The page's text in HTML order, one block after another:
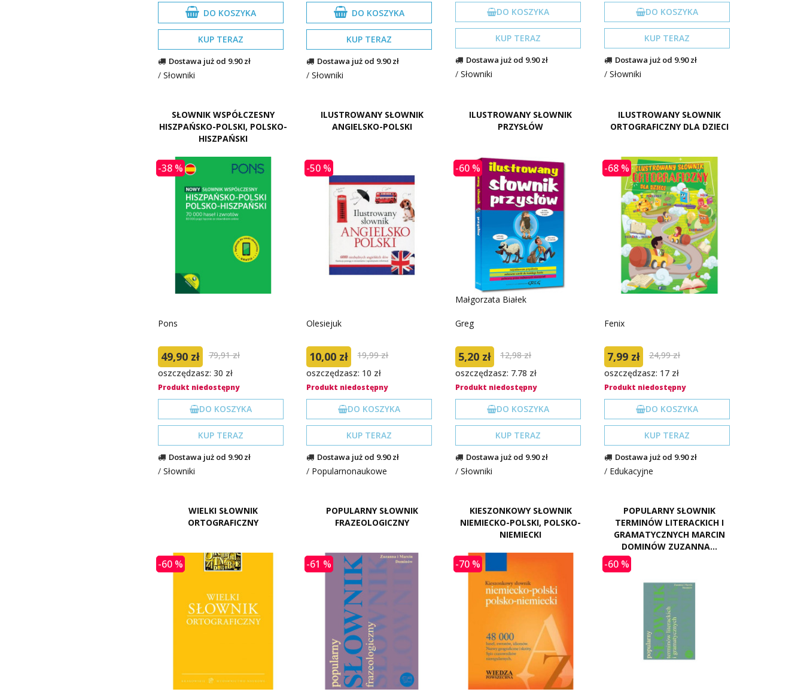
DO KOSZYKA
KUP TERAZ
Dostawa już od 9.90 zł
/ Słowniki
DO KOSZYKA
KUP TERAZ
Dostawa już od 9.90 zł
/Słowniki
DO KOSZYKA
KUP TERAZ
Dostawa już od 9.90 zł
/Słowniki
DO KOSZYKA
KUP TERAZ
Dostawa już od 9.90 zł
/ Słowniki
SŁOWNIK WSPÓŁCZESNY
HISZPAŃSKO-POLSKI, POLSKO-
HISZPAŃSKI
-38 %
Pons
49,90 zł
79,91 zł
oszczędzasz: 30 zł
Produkt niedostępny
DO KOSZYKA
KUP TERAZ
Dostawa już od 9.90 zł
/ Słowniki
ILUSTROWANY SŁOWNIK
ANGIELSKO-POLSKI
-50 %
Olesiejuk
10,00 zł
19,99 zł
oszczędzasz: 10 zł
Produkt niedostępny
DO KOSZYKA
KUP TERAZ
Dostawa już od 9.90 zł
/ Popularnonaukowe
ILUSTROWANY SŁOWNIK
PRZYSŁÓW
-60 %
Małgorzata Białek
Greg
5,20 zł
12,98 zł
oszczędzasz: 7.78 zł
Produkt niedostępny
DO KOSZYKA
KUP TERAZ
Dostawa już od 9.90 zł
/Słowniki
ILUSTROWANY SŁOWNIK
ORTOGRAFICZNY DLA DZIECI
-68 %
Fenix
7,99 zł
24,99 zł
oszczędzasz: 17 zł
Produkt niedostępny
DO KOSZYKA
KUP TERAZ
Dostawa już od 9.90 zł
/ Edukacyjne
WIELKI SŁOWNIK
ORTOGRAFICZNY
-60 %
POPULARNY SŁOWNIK
FRAZEOLOGICZNY
-61 %
KIESZONKOWY SŁOWNIK
NIEMIECKO-POLSKI, POLSKO-
NIEMIECKI
-70 %
POPULARNY SŁOWNIK
TERMINÓW LITERACKICH I
GRAMATYCZNYCH MARCIN
DOMINÓW ZUZANNA...
-60 %